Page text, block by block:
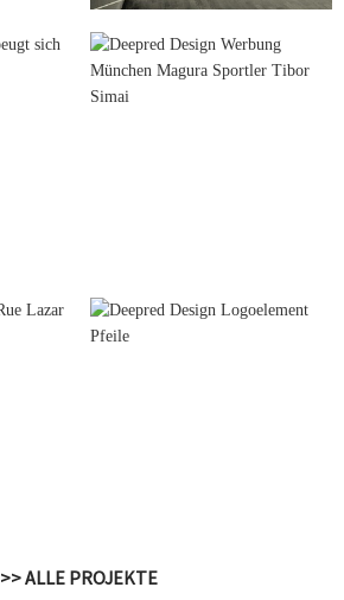
>> ALLE PROJEKTE